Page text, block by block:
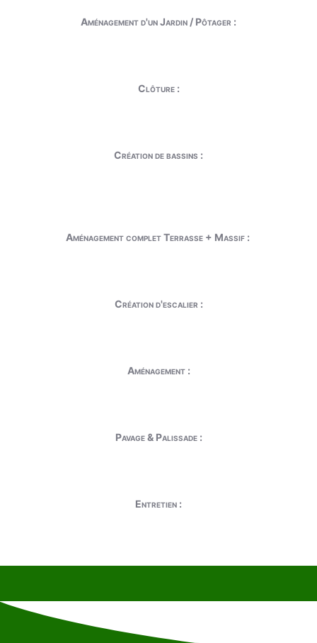
Aménagement d'un Jardin / Pôtager :
Clôture :
Création de bassins :
Aménagement complet Terrasse + Massif :
Création d'escalier :
Aménagement :
Pavage & Palissade :
Entretien :